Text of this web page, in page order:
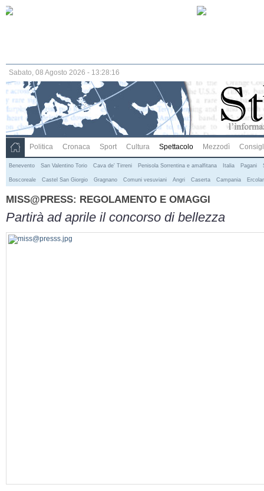
Sabato, 08 Agosto 2026 - 13:28:17
Politica Cronaca Sport Cultura Spettacolo Mezzodì
Benevento San Valentino Torio Cava de' Tirreni Penisola Sorrentina e amalfitana Italia Pagani
Boscoreale Castel San Giorgio Gragnano Comuni vesuviani Angri Caserta Campania
MISS@PRESS: REGOLAMENTO E OMAGGI
Partirà ad aprile il concorso di bellezza